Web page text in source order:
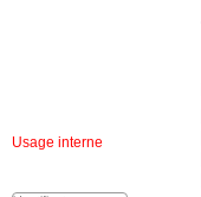
Usage interne